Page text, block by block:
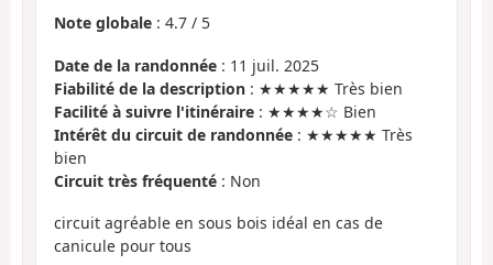
Note globale : 4.7 / 5
Date de la randonnée : 11 juil. 2025
Fiabilité de la description : ★★★★★ Très bien
Facilité à suivre l'itinéraire : ★★★★☆ Bien
Intérêt du circuit de randonnée : ★★★★★ Très
bien
Circuit très fréquenté : Non
circuit agréable en sous bois idéal en cas de
canicule pour tous